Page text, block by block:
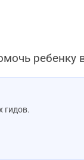
ребенку
гидов.